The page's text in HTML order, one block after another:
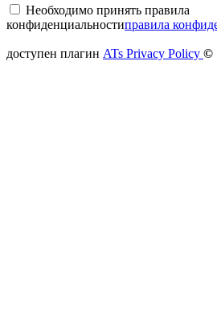
Необходимо принять правила
конфиденциальностиправила
доступен плагин ATs Privacy Policy ©